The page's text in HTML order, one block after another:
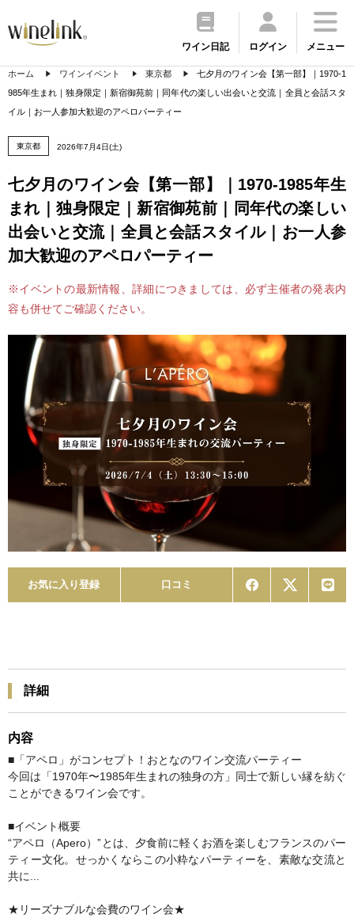
ワイン日記 ログイン メニュー
ホーム ワインイベント 東京都
七夕月のワイン会【第一部】｜1970-1
985年生まれ｜独身限定｜新宿御苑前｜同年代の楽しい出会いと交流｜全員と会話スタ
イル｜お一人参加大歓迎のアペロパーティー
東京都 2026年7月4日(土)
七夕月のワイン会【第一部】｜1970-1985年生
まれ｜独身限定｜新宿御苑前｜同年代の楽しい
出会いと交流｜全員と会話スタイル｜お一人参
加大歓迎のアペロパーティー
※イベントの最新情報、詳細につきましては、必ず主催者の発表内
容も併せてご確認ください。
お気に入り登録 口コミ
詳細
内容
■「アペロ」がコンセプト！おとなのワイン交流パーティー
今回は「1970年〜1985年生まれの独身の方」同士で新しい縁を紡ぐ
ことができるワイン会です。
■イベント概要
“アペロ（Apero）”とは、夕食前に軽くお酒を楽しむフランスのパー
ティー文化。せっかくならこの小粋なパーティーを、素敵な交流と
共に...
★リーズナブルな会費のワイン会★